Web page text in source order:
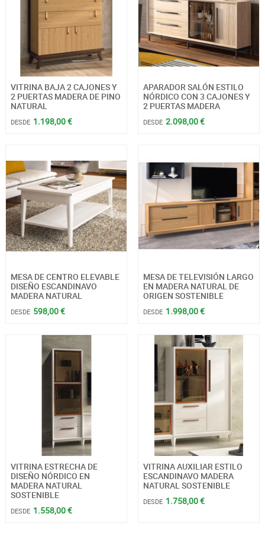
VITRINA BAJA 2 CAJONES Y
2 PUERTAS MADERA DE PINO
NATURAL
DESDE 1.198,00 €
APARADOR SALÓN ESTILO
NÓRDICO CON 3 CAJONES Y
2 PUERTAS MADERA
DESDE 2.098,00 €
MESA DE CENTRO ELEVABLE
DISEÑO ESCANDINAVO
MADERA NATURAL
DESDE 598,00 €
MESA DE TELEVISIÓN LARGO
EN MADERA NATURAL DE
ORIGEN SOSTENIBLE
DESDE 1.998,00 €
VITRINA ESTRECHA DE
DISEÑO NÓRDICO EN
MADERA NATURAL
SOSTENIBLE
DESDE 1.558,00 €
VITRINA AUXILIAR ESTILO
ESCANDINAVO MADERA
NATURAL SOSTENIBLE
DESDE 1.758,00 €